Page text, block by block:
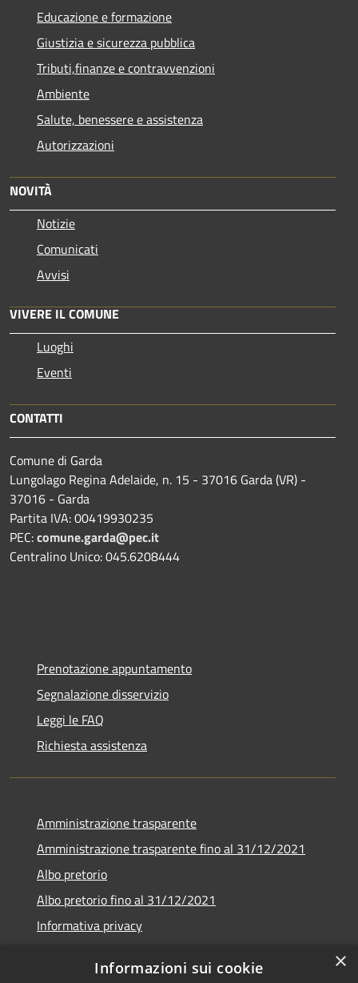
Educazione e formazione
Giustizia e sicurezza pubblica
Tributi,finanze e contravvenzioni
Ambiente
Salute, benessere e assistenza
Autorizzazioni
NOVITÀ
Notizie
Comunicati
Avvisi
VIVERE IL COMUNE
Luoghi
Eventi
CONTATTI
Comune di Garda
Lungolago Regina Adelaide, n. 15 - 37016 Garda (VR) -
37016 - Garda
Partita IVA: 00419930235
PEC:comune.garda@pec.it
Centralino Unico: 045.6208444
Prenotazione appuntamento
Segnalazione disservizio
Leggi le FAQ
Richiesta assistenza
Amministrazione trasparente
Amministrazione trasparente fino al 31/12/2021
Albo pretorio
Albo pretorio fino al 31/12/2021
Informativa privacy
Dichiarazione di accessibilità
×
Informazioni sui cookie